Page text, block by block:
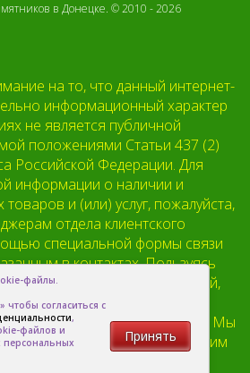
в Донецке. © 2010 - 2026
на то, что данный интернет-
информационный характер
не является публичной
положениями Статьи 437 (2)
Российской Федерации. Для
информации о наличии и
и (или) услуг, пожалуйста,
отдела клиентского
специальной формы связи
в контактах. Пользуясь
связи или регистрацией,
что мы будем хранить
персональную информацию. Мы
личную информацию третьим
предусмотренных
файлы.
согласиться с
,
файлов и
Принять